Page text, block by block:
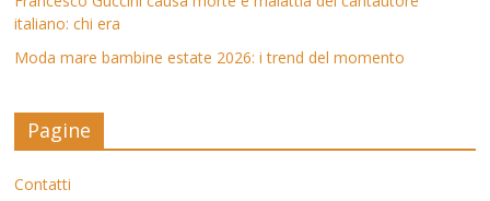
italiano: chi era
Moda mare bambine estate 2026: i trend del momento
Pagine
Contatti